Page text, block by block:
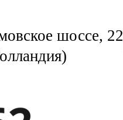
шоссе, 22